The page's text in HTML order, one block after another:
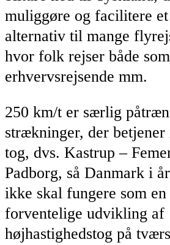
muliggøre og facilitere
alternativ til mange
hvor folk rejser både
erhvervsrejsende mm.
250 km/t er særlig
strækninger, der betjener
tog, dvs. Kastrup –
Padborg, så Danmark i
ikke skal fungere som
forventelige udvikling af
højhastighedstog på